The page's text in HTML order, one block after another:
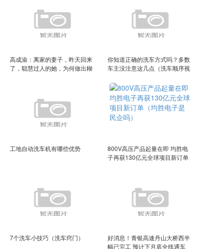
高成渝：离家的妻子，昨天回来
了，聪慧过人的她，为何做出糊
你知道正确的洗车方式吗？多数
车主没注意这几点（洗车顺序视
工地自动洗车机有哪些优势
800V高压产品起量在即 均胜电
子再获130亿元全球项目新订单
7个洗车小技巧（洗车窍门）
好消息！青银高速丹山大桥西半
幅已完工 预计下月底全线通车